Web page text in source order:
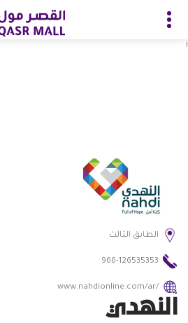
i
الطابق الثالث
966-126535353
www.nahdionline.com/ar/
النهدي